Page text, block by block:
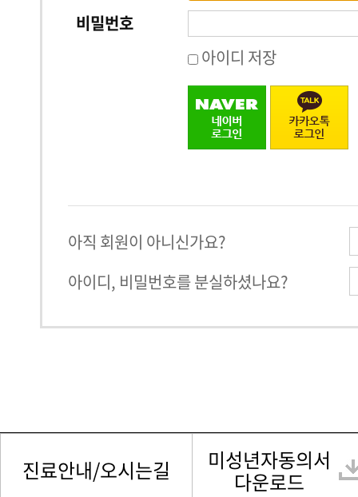
비밀번호
아이디 저장
아직 회원이 아니신가요?
아이디, 비밀번호를 분실하셨나요?
진료안내/오시는길 미성년자동의서
다운로드